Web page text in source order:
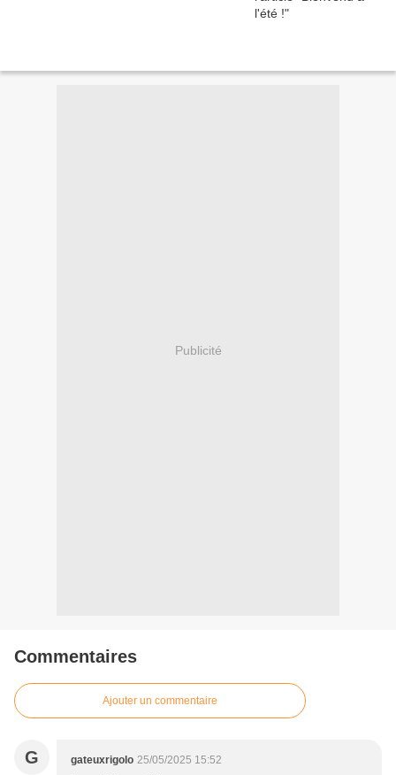
Publicité
Commentaires
Ajouter un commentaire
G gateuxrigolo 25/05/2025 15:52